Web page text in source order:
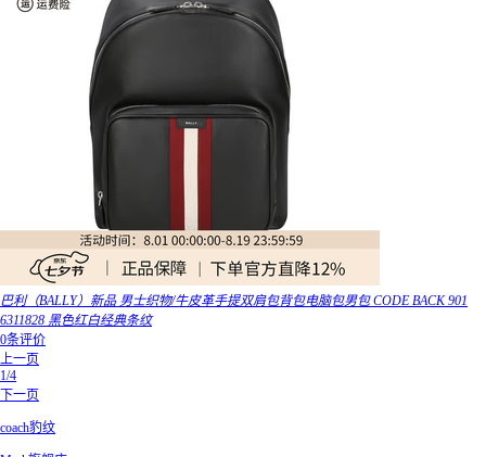
巴利（BALLY）新品 男士织物/牛皮革手提双肩包背包电脑包男包 CODE BACK 901
6311828 黑色红白经典条纹
0条评价
上一页
1/4
下一页
coach豹纹